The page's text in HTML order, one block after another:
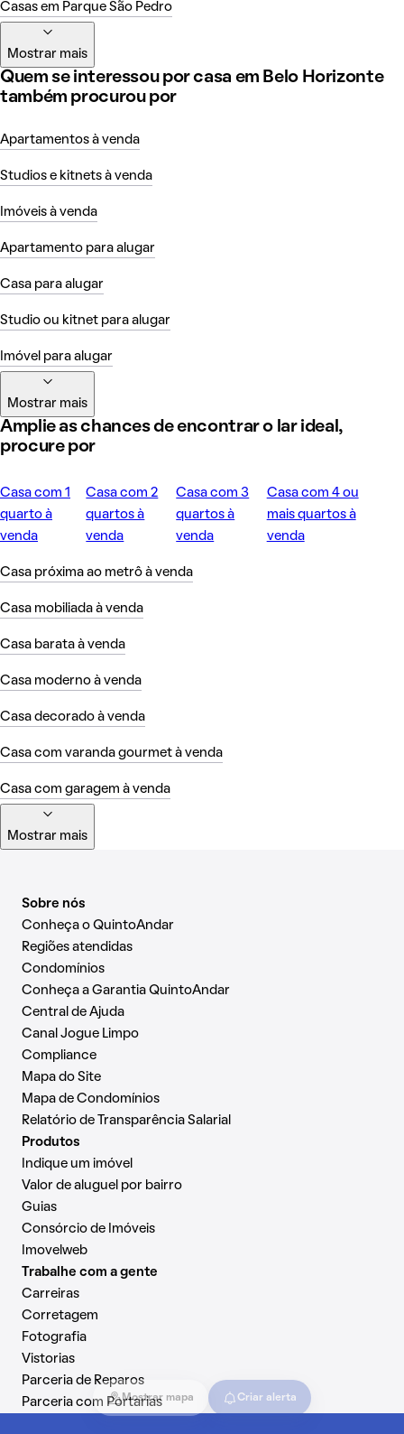
Mostrar mapa Criar alerta
Casas em Parque São Pedro
Mostrar mais
Quem se interessou por casa em Belo Horizonte
também procurou por
Apartamentos à venda
Studios e kitnets à venda
Imóveis à venda
Apartamento para alugar
Casa para alugar
Studio ou kitnet para alugar
Imóvel para alugar
Mostrar mais
Amplie as chances de encontrar o lar ideal,
procure por
Casa com 1
quarto à
venda
Casa com 2
quartos à
venda
Casa com 3
quartos à
venda
Casa com 4 ou
mais quartos à
venda
Casa próxima ao metrô à venda
Casa mobiliada à venda
Casa barata à venda
Casa moderno à venda
Casa decorado à venda
Casa com varanda gourmet à venda
Casa com garagem à venda
Mostrar mais
Sobre nós
Conheça o QuintoAndar
Regiões atendidas
Condomínios
Conheça a Garantia QuintoAndar
Central de Ajuda
Canal Jogue Limpo
Compliance
Mapa do Site
Mapa de Condomínios
Relatório de Transparência Salarial
Produtos
Indique um imóvel
Valor de aluguel por bairro
Guias
Consórcio de Imóveis
Imovelweb
Trabalhe com a gente
Carreiras
Corretagem
Fotografia
Vistorias
Parceria de Reparos
Parceria com Portarias